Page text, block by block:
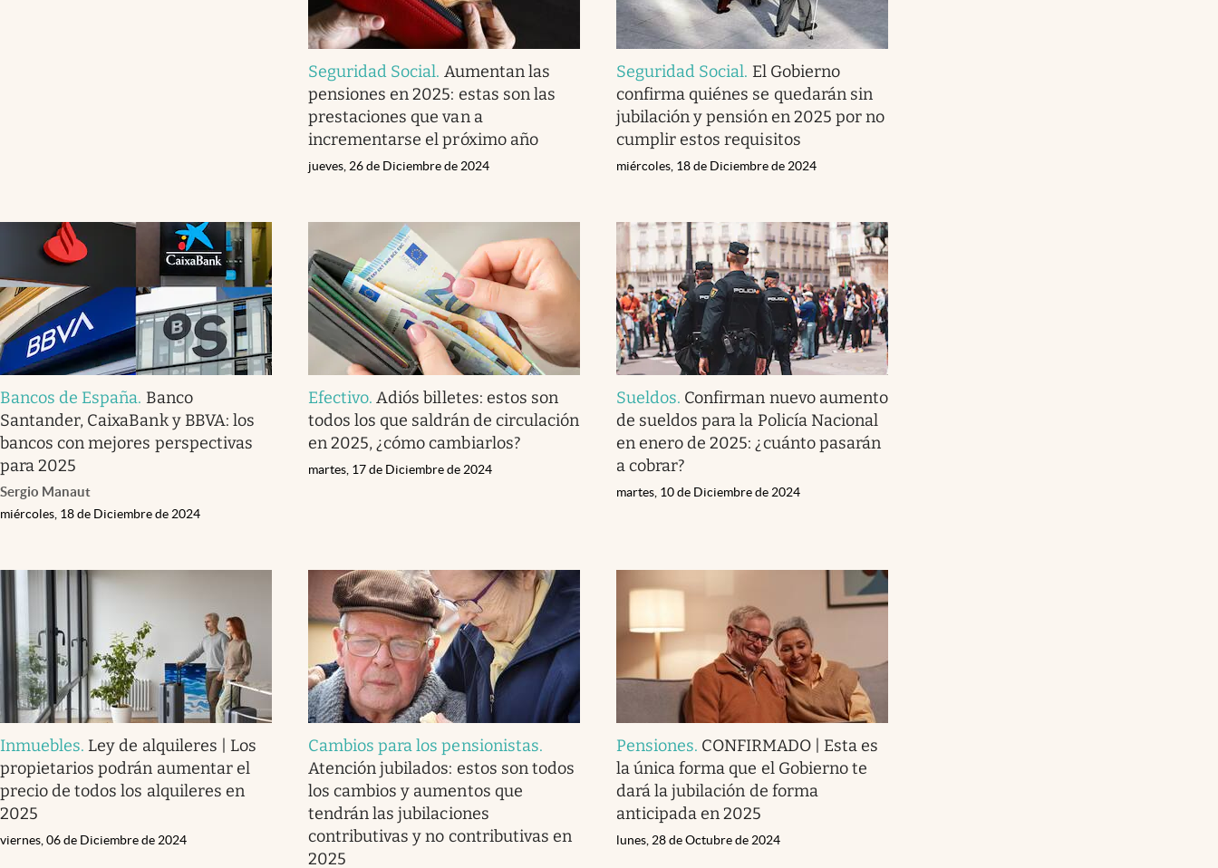
Seguridad Social. Aumentan las
pensiones en 2025: estas son las
prestaciones que van a
incrementarse el próximo año
jueves, 26 de Diciembre de 2024
Seguridad Social. El Gobierno
confirma quiénes se quedarán sin
jubilación y pensión en 2025 por no
cumplir estos requisitos
miércoles, 18 de Diciembre de 2024
Bancos de España. Banco
Santander, CaixaBank y BBVA: los
bancos con mejores perspectivas
para 2025
Sergio Manaut
miércoles, 18 de Diciembre de 2024
Efectivo.Adiós billetes: estos son
todos los que saldrán de circulación
en 2025, ¿cómo cambiarlos?
martes, 17 de Diciembre de 2024
Sueldos. Confirman nuevo aumento
de sueldos para la Policía Nacional
en enero de 2025: ¿cuánto pasarán
a cobrar?
martes, 10 de Diciembre de 2024
Inmuebles. Ley de alquileres | Los
propietarios podrán aumentar el
precio de todos los alquileres en
2025
viernes, 06 de Diciembre de 2024
Cambios para los pensionistas.
Atención jubilados: estos son todos
los cambios y aumentos que
tendrán las jubilaciones
contributivas y no contributivas en
2025
Pensiones. CONFIRMADO | Esta es
la única forma que el Gobierno te
dará la jubilación de forma
anticipada en 2025
lunes, 28 de Octubre de 2024